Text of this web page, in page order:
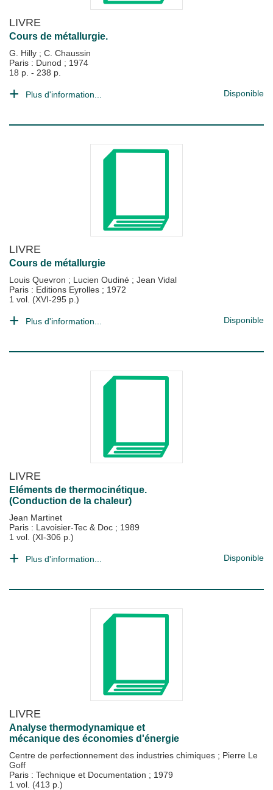
LIVRE
Cours de métallurgie.
G. Hilly ; C. Chaussin
Paris : Dunod ; 1974
18 p. - 238 p.
Plus d'information... Disponible
LIVRE
Cours de métallurgie
Louis Quevron ; Lucien Oudiné ; Jean Vidal
Paris : Editions Eyrolles ; 1972
1 vol. (XVI-295 p.)
Plus d'information... Disponible
LIVRE
Eléments de thermocinétique.
(Conduction de la chaleur)
Jean Martinet
Paris : Lavoisier-Tec & Doc ; 1989
1 vol. (XI-306 p.)
Plus d'information... Disponible
LIVRE
Analyse thermodynamique et
mécanique des économies d'énergie
Centre de perfectionnement des industries chimiques ; Pierre Le
Goff
Paris : Technique et Documentation ; 1979
1 vol. (413 p.)